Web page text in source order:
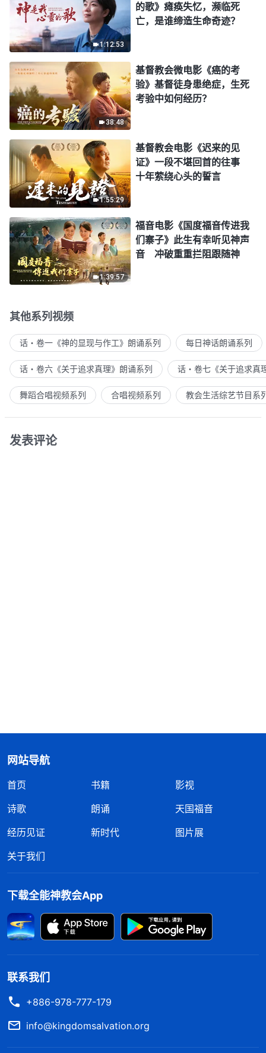
1:12:53
的歌》瘫痪失忆，濒临死
亡，是谁缔造生命奇迹？
38:48
基督教会微电影《癌的考
验》基督徒身患绝症，生死
考验中如何经历？
1:55:29
基督教会电影《迟来的见
证》一段不堪回首的往事
十年萦绕心头的誓言
1:39:57
福音电影《国度福音传进我
们寨子》此生有幸听见神声
音 冲破重重拦阻跟随神
其他系列视频
话・卷一《神的显现与作工》朗诵系列 每日神话朗诵系列
话・卷六《关于追求真理》朗诵系列 话・卷七《关于追求真
舞蹈合唱视频系列 合唱视频系列 教会生活综艺节目系
发表评论
网站导航
首页 书籍
影视
诗歌
朗诵
天国福音
经历见证
新时代
图片展
关于我们
下载全能神教会App
联系我们
+886-978-777-179
info@kingdomsalvation.org